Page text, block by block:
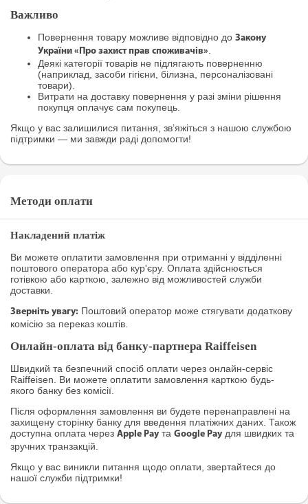
Важливо
Повернення товару можливе відповідно до Закону
України «Про захист прав споживачів».
Деякі категорії товарів не підлягають поверненню
(наприклад, засоби гігієни, білизна, персоналізовані
товари).
Витрати на доставку повернення у разі зміни рішення
покупця оплачує сам покупець.
Якщо у вас залишилися питання, зв’яжіться з нашою службою
підтримки — ми завжди раді допомогти!
Методи оплати
Накладений платіж
Ви можете оплатити замовлення при отриманні у відділенні
поштового оператора або кур'єру. Оплата здійснюється
готівкою або карткою, залежно від можливостей служби
доставки.
Зверніть увагу: Поштовий оператор може стягувати додаткову
комісію за переказ коштів.
Онлайн-оплата від банку-партнера Raiffeisen
Швидкий та безпечний спосіб оплати через онлайн-сервіс
Raiffeisen. Ви можете оплатити замовлення карткою будь-
якого банку без комісії.
Після оформлення замовлення ви будете перенаправлені на
захищену сторінку банку для введення платіжних даних. Також
доступна оплата через Apple Pay та Google Pay для швидких та
зручних транзакцій.
Якщо у вас виникли питання щодо оплати, звертайтеся до
нашої служби підтримки!